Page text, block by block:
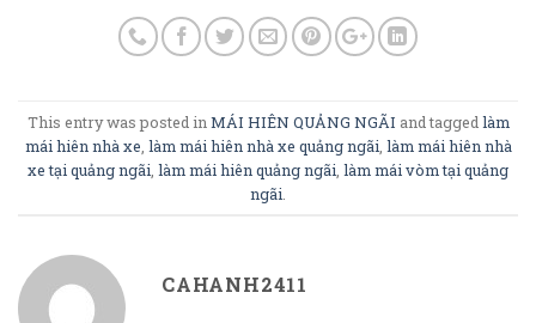
This entry was posted in MÁI HIÊN QUẢNG NGÃI and tagged làm
mái hiên nhà xe làm mái hiên nhà xe quảng ngãi làm mái hiên nhà
xe tại quảng ngãi làm mái hiên quảng ngãi làm mái vòm tại quảng
ngãi
CAHANH2411